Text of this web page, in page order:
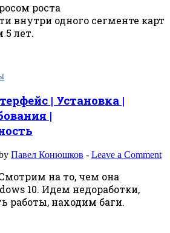
роста
внутри одного сегменте карт
5 лет.
| Установка |
|
Павел Конюшков - Leave a Comment
на то, чем она
10. Идем недоработки,
работы, находим баги.